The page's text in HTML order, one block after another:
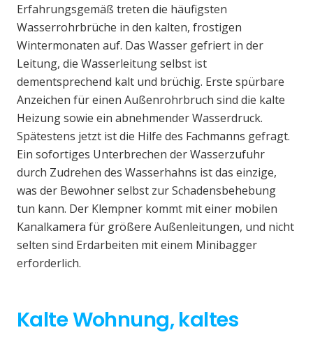
Erfahrungsgemäß treten die häufigsten
Wasserrohrbrüche in den kalten, frostigen
Wintermonaten auf. Das Wasser gefriert in der
Leitung, die Wasserleitung selbst ist
dementsprechend kalt und brüchig. Erste spürbare
Anzeichen für einen Außenrohrbruch sind die kalte
Heizung sowie ein abnehmender Wasserdruck.
Spätestens jetzt ist die Hilfe des Fachmanns gefragt.
Ein sofortiges Unterbrechen der Wasserzufuhr
durch Zudrehen des Wasserhahns ist das einzige,
was der Bewohner selbst zur Schadensbehebung
tun kann. Der Klempner kommt mit einer mobilen
Kanalkamera für größere Außenleitungen, und nicht
selten sind Erdarbeiten mit einem Minibagger
erforderlich.
Kalte Wohnung, kaltes